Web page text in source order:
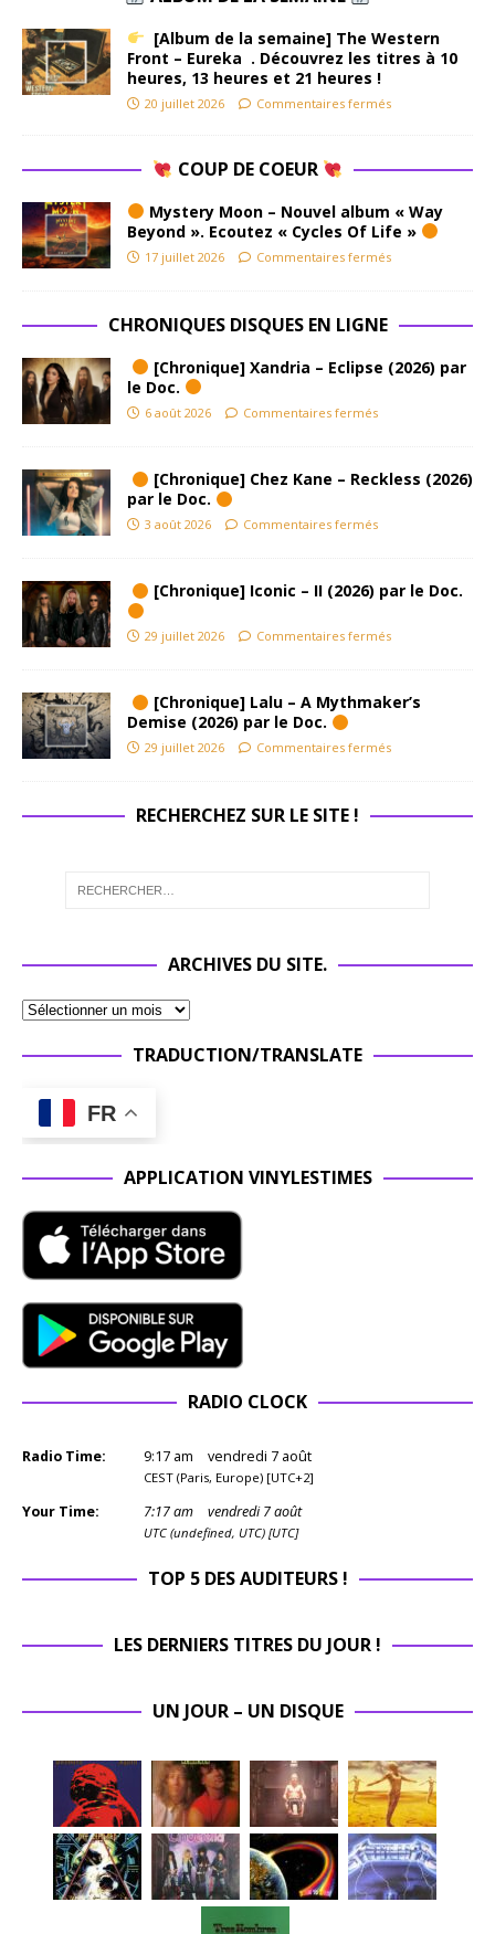
[Album de la semaine] The Western
Front – Eureka . Découvrez les titres à 10
heures, 13 heures et 21 heures !
20 juillet 2026 Commentaires fermés
COUP DE COEUR
Mystery Moon – Nouvel album « Way
Beyond ». Ecoutez « Cycles Of Life »
17 juillet 2026 Commentaires fermés
CHRONIQUES DISQUES EN LIGNE
[Chronique] Xandria – Eclipse (2026) par
le Doc.
6 août 2026 Commentaires fermés
[Chronique] Chez Kane – Reckless (2026)
par le Doc.
3 août 2026 Commentaires fermés
[Chronique] Iconic – II (2026) par le Doc.
29 juillet 2026 Commentaires fermés
[Chronique] Lalu – A Mythmaker’s
Demise (2026) par le Doc.
29 juillet 2026 Commentaires fermés
RECHERCHEZ SUR LE SITE !
ARCHIVES DU SITE.
TRADUCTION/TRANSLATE
FR
APPLICATION VINYLESTIMES
RADIO CLOCK
Radio Time: 9:17 am vendredi 7 août
CEST (Paris, Europe) [UTC+2]
Your Time: 7:17am vendredi 7 août
UTC (undefined, UTC) [UTC]
TOP 5 DES AUDITEURS !
LES DERNIERS TITRES DU JOUR !
UN JOUR – UN DISQUE